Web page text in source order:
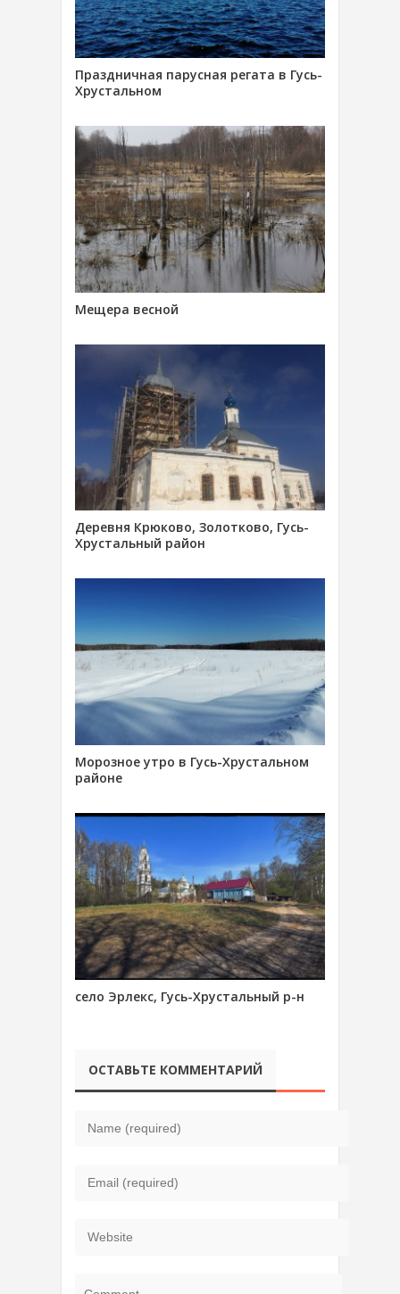
Праздничная парусная регата в Гусь-
Хрустальном
Мещера весной
Деревня Крюково, Золотково, Гусь-
Хрустальный район
Морозное утро в Гусь-Хрустальном
районе
село Эрлекс, Гусь-Хрустальный р-н
ОСТАВЬТЕ КОММЕНТАРИЙ